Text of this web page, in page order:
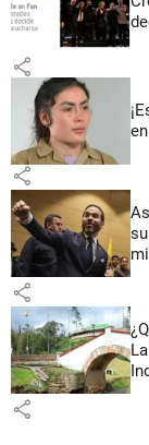
share
share
share
share